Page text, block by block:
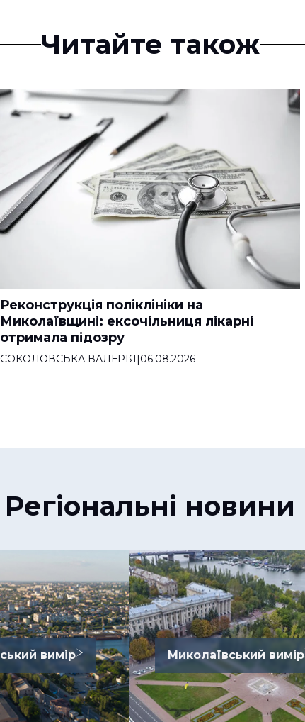
Читайте також
Реконструкція поліклініки на
Миколаївщині: ексочільниця лікарні
отримала підозру
СОКОЛОВСЬКА ВАЛЕРІЯ|06.08.2026
Регіональні новини
вимір Миколаївський вимір